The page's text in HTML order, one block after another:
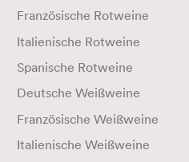
Französische Rotweine
Italienische Rotweine
Spanische Rotweine
Deutsche Weißweine
Französische Weißweine
Italienische Weißweine